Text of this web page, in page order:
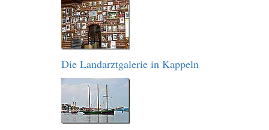
Die Landarztgalerie in Kappeln